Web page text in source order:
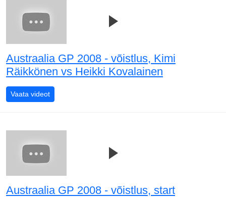
Austraalia GP 2008 - võistlus, Kimi
Räikkönen vs Heikki Kovalainen
Vaata videotAustraalia GP 2008 - võistlus, Kimi Räikkönen vs
Austraalia GP 2008 - võistlus, start